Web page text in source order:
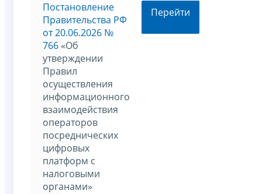
Постановление
Правительства РФ
от 20.06.2026 №
766 «Об
утверждении
Правил
осуществления
информационного
взаимодействия
операторов
посреднических
цифровых
платформ с
налоговыми
органами»
Перейти